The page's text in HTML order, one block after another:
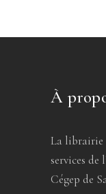
À
La librairie
services de
Cégep de